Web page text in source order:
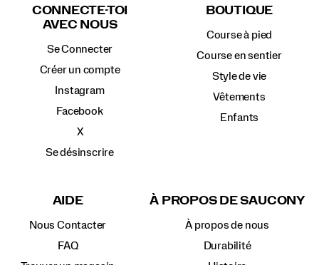
CONNECTE-TOI
AVEC NOUS
Se Connecter
Créer un compte
Instagram
Facebook
X
Se désinscrire
BOUTIQUE
Course à pied
Course en sentier
Style de vie
Vêtements
Enfants
AIDE
Nous Contacter
FAQ
À PROPOS DE SAUCONY
À propos de nous
Durabilité